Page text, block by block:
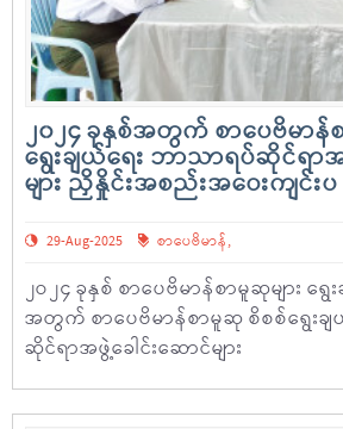
၂၀၂၄ ခုနှစ်အတွက် စာပေဗိမာန်
ရွေးချယ်ရေး ဘာသာရပ်ဆိုင်ရာ
များ ညှိနှိုင်းအစည်းအဝေးကျင်းပ
29-Aug-2025 စာပေဗိမာန်,
၂ဝ၂၄ ခုနှစ် စာပေဗိမာန်စာမူဆုများ ရွေး
အတွက် စာပေဗိမာန်စာမူဆု စိစစ်ရွေးခ
ဆိုင်ရာအဖွဲ့ခေါင်းဆောင်များ